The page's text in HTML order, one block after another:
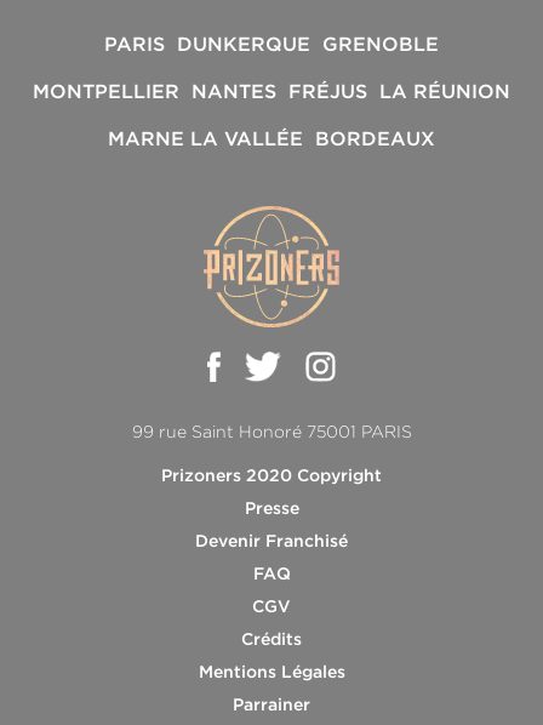
PARIS DUNKERQUE GRENOBLE
MONTPELLIER NANTES FRÉJUS LA RÉUNION
MARNE LA VALLÉE BORDEAUX
99 rue Saint Honoré 75001 PARIS
Prizoners 2020 Copyright
Presse
Devenir Franchisé
FAQ
CGV
Crédits
Mentions Légales
Parrainer